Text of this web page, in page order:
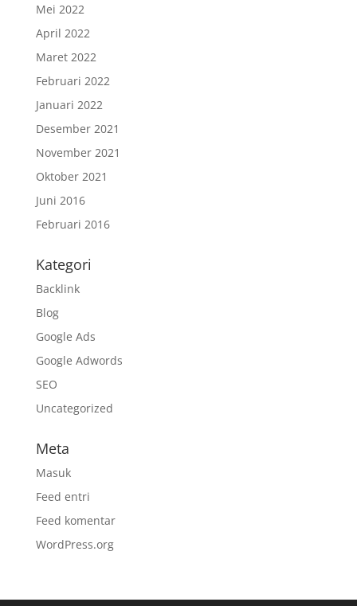
Mei 2022
April 2022
Maret 2022
Februari 2022
Januari 2022
Desember 2021
November 2021
Oktober 2021
Juni 2016
Februari 2016
Kategori
Backlink
Blog
Google Ads
Google Adwords
SEO
Uncategorized
Meta
Masuk
Feed entri
Feed komentar
WordPress.org